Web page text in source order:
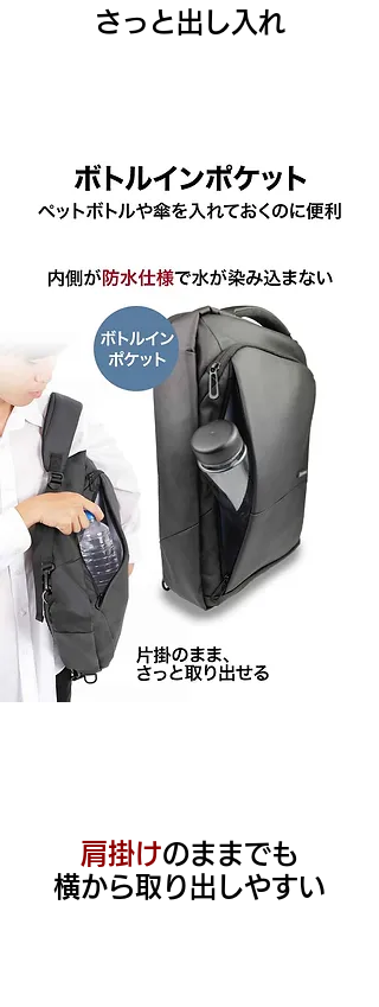
さっと出し入れ
肩掛けのままでも
​横から取り出しやすい